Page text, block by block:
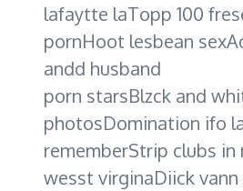
lafaytte laTopp 100
pornHoot lesbean
andd husband
porn starsBlzck and
photosDomination ifo
rememberStrip clubs in
wesst virginaDiick